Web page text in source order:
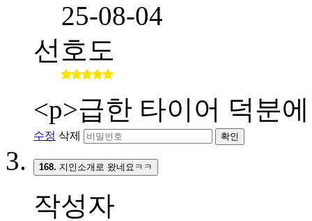
25-08-04
선호도
<p>급한 타이어 덕분
수정 삭제 확인
168. 지인소개로 왔네요ㅋㅋ
작성자